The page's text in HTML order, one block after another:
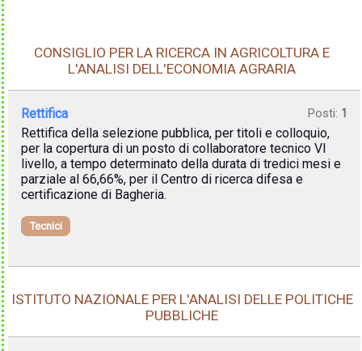
CONSIGLIO PER LA RICERCA IN AGRICOLTURA E
L'ANALISI DELL'ECONOMIA AGRARIA
Rettifica Posti: 1
Rettifica della selezione pubblica, per titoli e colloquio,
per la copertura di un posto di collaboratore tecnico VI
livello, a tempo determinato della durata di tredici mesi e
parziale al 66,66%, per il Centro di ricerca difesa e
certificazione di Bagheria.
Tecnici
ISTITUTO NAZIONALE PER L'ANALISI DELLE POLITICHE
PUBBLICHE